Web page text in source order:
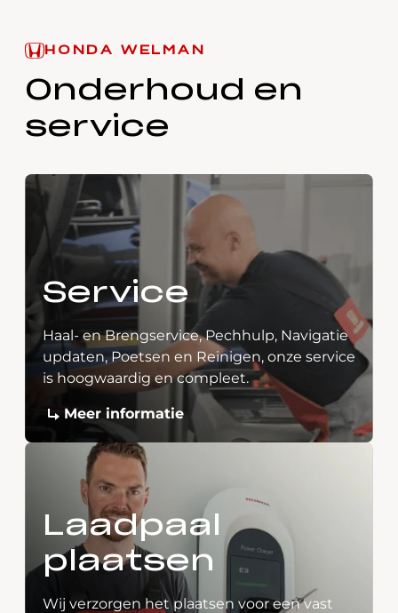
HONDA WELMAN
Onderhoud en
service
Service
Haal- en Brengservice, Pechhulp, Navigatie
updaten, Poetsen en Reinigen, onze service
is hoogwaardig en compleet.
Meer informatie
Laadpaal
plaatsen
Wij verzorgen het plaatsen voor een vast